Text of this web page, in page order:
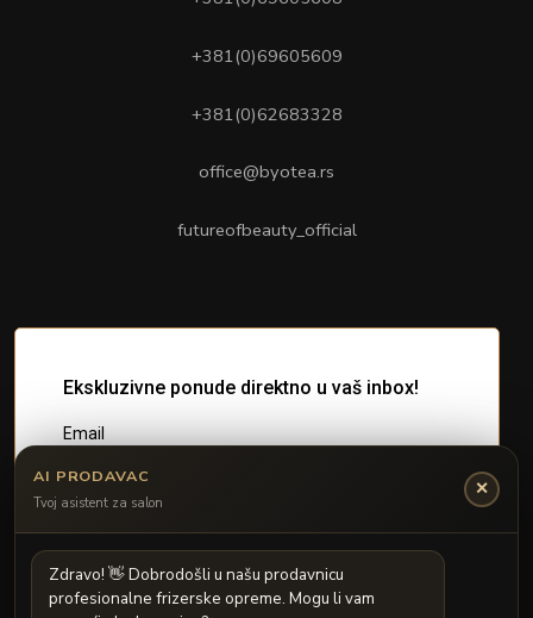
+381(0)69605609
+381(0)62683328
office@byotea.rs
futureofbeauty_official
AI PRODAVAC
Tvoj asistent za salon
✕
Zdravo! Dobrodošli u našu prodavnicu
profesionalne frizerske opreme. Mogu li vam